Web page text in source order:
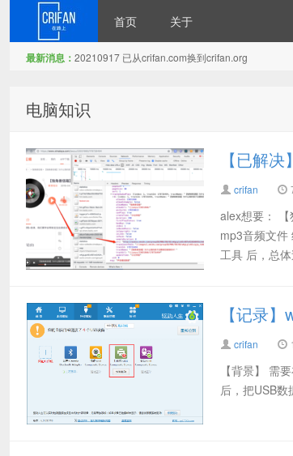
首页 关于
最新消息： 20210917 已从crifan.com换到crifan.org
电脑知识
【已解
crifan
alex想要：
mp3音频文件
工具 后，总
【记录
crifan
【背景】 需
后，把USB